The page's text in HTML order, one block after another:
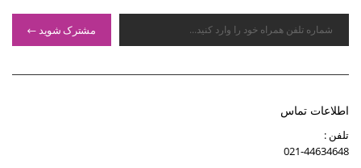
مشترک شوید
اطلاعات تماس
تلفن :
021-44634648